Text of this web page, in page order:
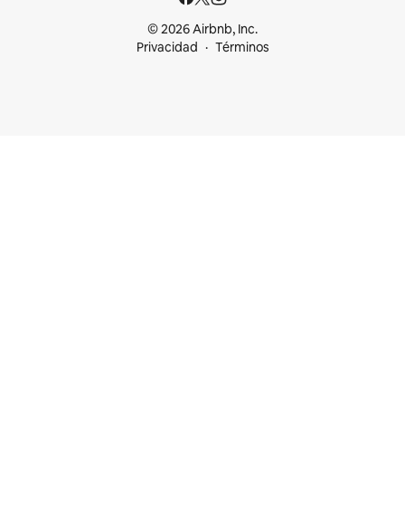
© 2026 Airbnb, Inc.
Privacidad
Términos